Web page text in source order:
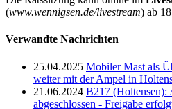
(www.wennigsen.de/livestream) ab
Verwandte Nachrichten
25.04.2025 Mobiler Mast als
weiter mit der Ampel in
21.06.2024 B217 (Holtensen):
abgeschlossen - Freigabe